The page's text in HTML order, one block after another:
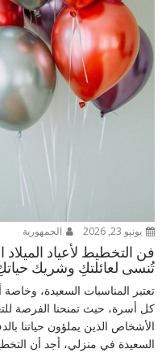
يونيو 23, 2026 الجمهورية
فن التخطيط لأعياد
تُنسى لعائلتكِ وشريك
تعتبر المناسبات السعيدة،
كل أسرة، حيث تمنحنا الفرصة
الأشخاص الذين يملؤون حياتنا
السعيدة في منزلي، أجد أن